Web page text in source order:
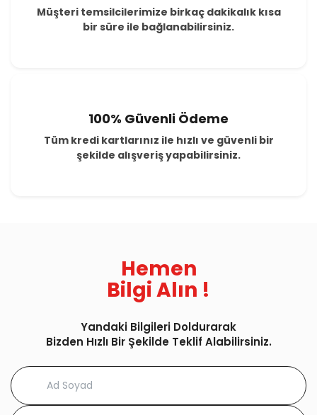
Müşteri temsilcilerimize birkaç dakikalık kısa
bir süre ile bağlanabilirsiniz.
100% Güvenli Ödeme
Tüm kredi kartlarınız ile hızlı ve güvenli bir
şekilde alışveriş yapabilirsiniz.
Hemen
Bilgi Alın !
Yandaki Bilgileri Doldurarak
Bizden Hızlı Bir Şekilde Teklif Alabilirsiniz.